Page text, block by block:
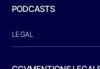
PODCASTS
LEGAL